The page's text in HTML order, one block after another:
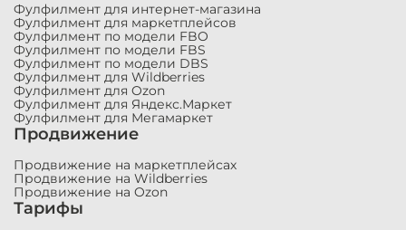
Фулфилмент для интернет-магазина
Фулфилмент для маркетплейсов
Фулфилмент по модели FBO
Фулфилмент по модели FBS
Фулфилмент по модели DBS
Фулфилмент для Wildberries
Фулфилмент для Ozon
Фулфилмент для Яндекс.Маркет
Фулфилмент для Мегамаркет
Продвижение
Продвижение на маркетплейсах
Продвижение на Wildberries
Продвижение на Ozon
Тарифы